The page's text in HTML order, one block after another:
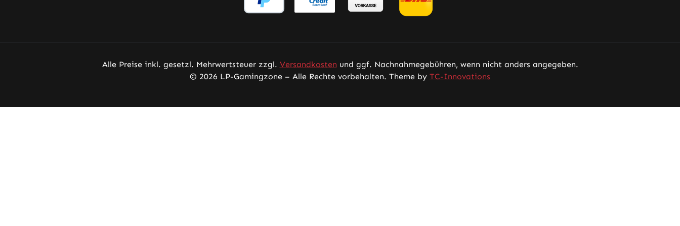
Alle Preise inkl. gesetzl. Mehrwertsteuer zzgl. Versandkosten und ggf. Nachnahmegebühren, wenn nicht anders angegeben.
© 2026 LP-Gamingzone – Alle Rechte vorbehalten. Theme by TC-Innovations